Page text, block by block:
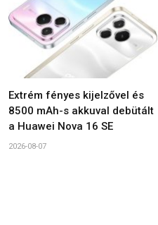
Extrém fényes kijelzővel és
8500 mAh-s akkuval debütált
a Huawei Nova 16 SE
2026-08-07